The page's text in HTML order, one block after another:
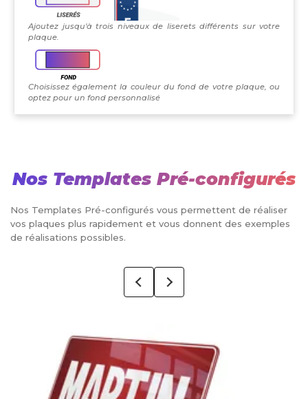
Ajoutez jusqu'à trois niveaux de liserets différents sur votre
plaque.
Choisissez également la couleur du fond de votre plaque, ou
optez pour un fond personnalisé
Nos Templates Pré-configurés
Nos Templates Pré-configurés vous permettent de réaliser
vos plaques plus rapidement et vous donnent des exemples
de réalisations possibles.